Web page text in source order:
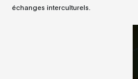
échanges interculturels.